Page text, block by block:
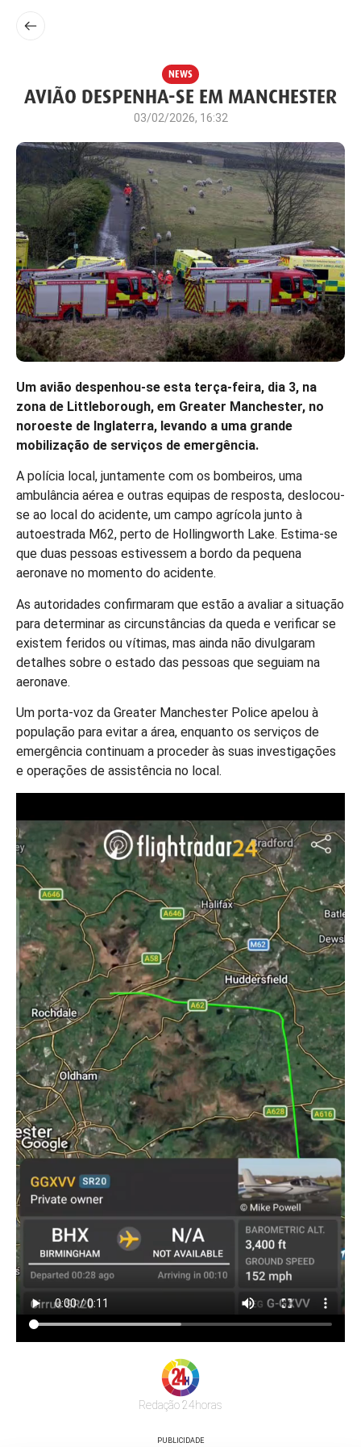
NEWS
AVIÃO DESPENHA-SE EM MANCHESTER
03/02/2026, 16:32
Um avião despenhou-se esta terça-feira, dia 3, na
zona de Littleborough, em Greater Manchester, no
noroeste de Inglaterra, levando a uma grande
mobilização de serviços de emergência.
A polícia local, juntamente com os bombeiros, uma
ambulância aérea e outras equipas de resposta, deslocou-
se ao local do acidente, um campo agrícola junto à
autoestrada M62, perto de Hollingworth Lake. Estima-se
que duas pessoas estivessem a bordo da pequena
aeronave no momento do acidente.
As autoridades confirmaram que estão a avaliar a situação
para determinar as circunstâncias da queda e verificar se
existem feridos ou vítimas, mas ainda não divulgaram
detalhes sobre o estado das pessoas que seguiam na
aeronave.
Um porta-voz da Greater Manchester Police apelou à
população para evitar a área, enquanto os serviços de
emergência continuam a proceder às suas investigações
e operações de assistência no local.
Redação 24horas
PUBLICIDADE